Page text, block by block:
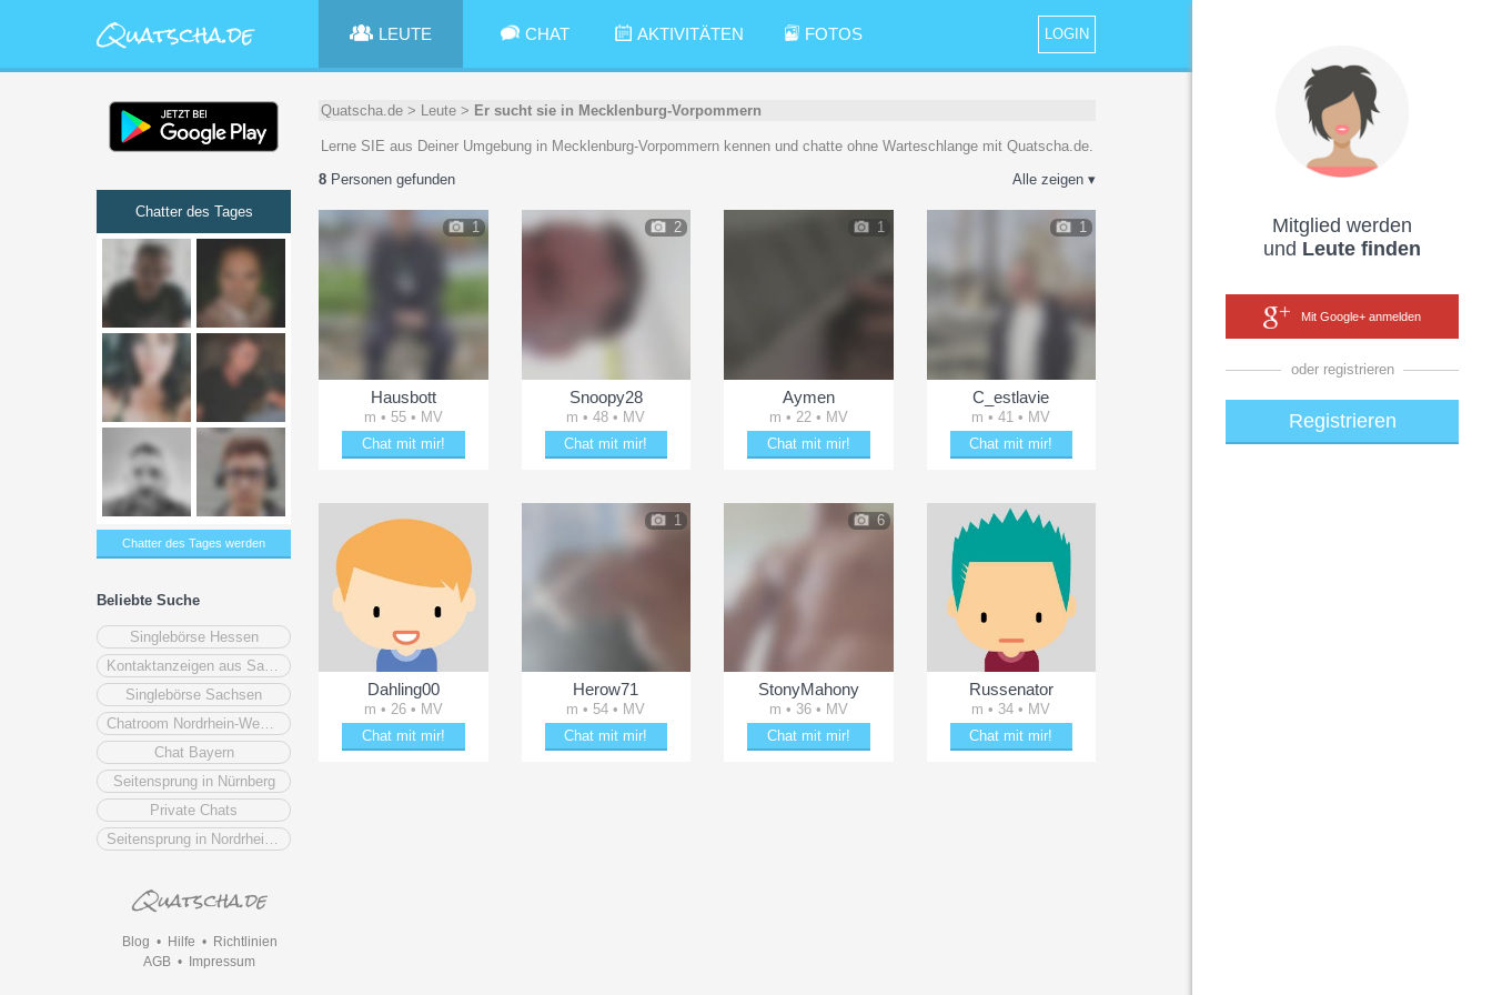
Mitglied werden
und Leute finden
Mit Google+ anmelden
oder registrieren
Registrieren
LOGIN
LEUTE CHAT AKTIVITÄTEN FOTOS
Chatter des Tages
Chatter des Tages werden
Beliebte Suche
Singlebörse Hessen
Singlebörse Sachsen
Chat Bayern
Seitensprung in Nürnberg
Private Chats
Blog • Hilfe • Richtlinien
AGB • Impressum
Quatscha.de > Leute > Er sucht sie in Mecklenburg-Vorpommern
Lerne SIE aus Deiner Umgebung in Mecklenburg-Vorpommern kennen und chatte ohne Warteschlange mit Quatscha.de.
Alle zeigen ▾
8 Personen gefunden
1
Hausbott
m • 55 • MV
Chat mit mir!
2
Snoopy28
m • 48 • MV
Chat mit mir!
1
Aymen
m • 22 • MV
Chat mit mir!
1
C_estlavie
m • 41 • MV
Chat mit mir!
Dahling00
m • 26 • MV
Chat mit mir!
1
Herow71
m • 54 • MV
Chat mit mir!
6
StonyMahony
m • 36 • MV
Chat mit mir!
Russenator
m • 34 • MV
Chat mit mir!